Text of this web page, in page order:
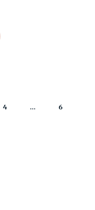
4 … 6